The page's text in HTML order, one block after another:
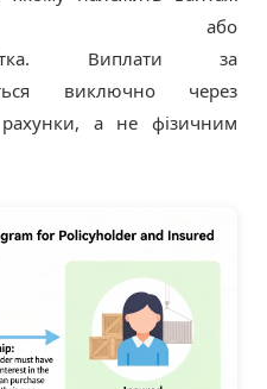
або
Виплати за
виключно через
рахунки, а не фізичним